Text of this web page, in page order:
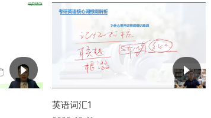
英语词汇1